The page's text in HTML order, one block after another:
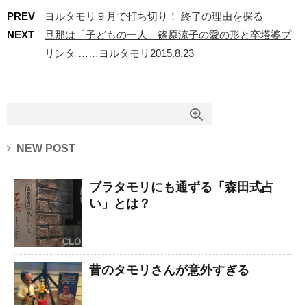
PREV
ヨルタモリ９月で打ち切り！ 終了の理由を探る
NEXT
旦那は「子どもの一人」篠原涼子の愛の形と卒塔婆プ
リンタ ……ヨルタモリ2015.8.23
NEW POST
ブラタモリにも通ずる「森田式占
い」とは？
昔のタモリさんが意外すぎる